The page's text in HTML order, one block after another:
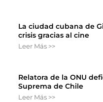
La ciudad cubana de
crisis gracias al cine
Leer Más >>
Relatora de la ONU
Suprema de Chile
Leer Más >>